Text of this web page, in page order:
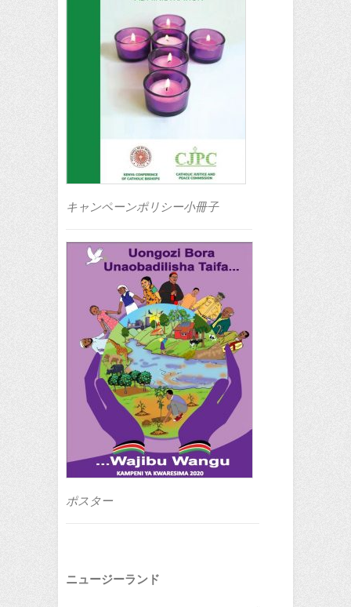
キャンペーンポリシー小冊子
ポスター
ニュージーランド